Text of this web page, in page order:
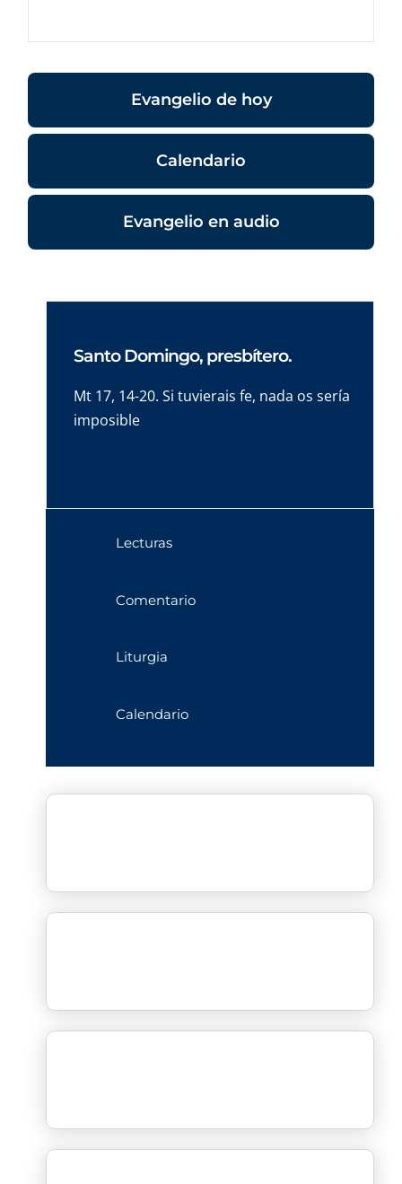
Evangelio de hoy
Calendario
Evangelio en audio
Santo Domingo, presbítero.
Mt 17, 14-20. Si tuvierais fe, nada os sería
imposible
Lecturas
Comentario
Liturgia
Calendario